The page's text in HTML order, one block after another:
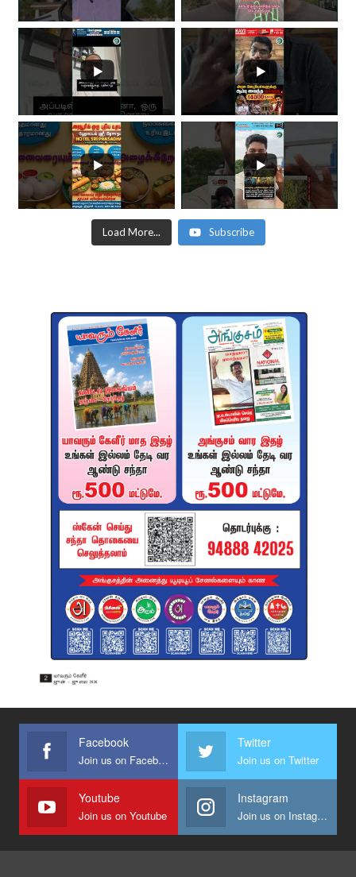
Load More... Subscribe
Facebook
Join us on Facebook
Twitter
Join us on Twitter
Youtube
Join us on Youtube
Instagram
Join us on Instagram